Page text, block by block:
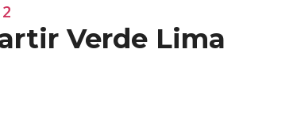
Verde Lima